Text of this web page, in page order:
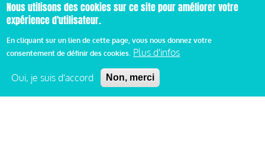
Vie économique, RSE & solidarité
ACCÈS RAPIDE
Les abonnements
Les ressources
Nous utilisons des cookies sur ce site pour améliorer votre
expérience d'utilisateur.
En cliquant sur un lien de cette page, vous nous donnez votre
consentement de définir des cookies. Plus d'infos
Oui, je suis d'accord Non, merci